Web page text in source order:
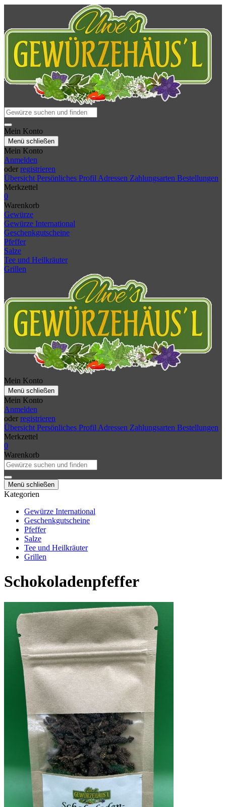
Mein Konto
Menü schließen
Mein Konto
Anmelden
oder registrieren
Übersicht Persönliches Profil Adressen Zahlungsarten Bestellungen
Merkzettel
0
Warenkorb
Gewürze
Gewürze International
Geschenkgutscheine
Pfeffer
Salze
Tee und Heilkräuter
Grillen
Mein Konto
Menü schließen
Mein Konto
Anmelden
oder registrieren
Übersicht Persönliches Profil Adressen Zahlungsarten Bestellungen
Merkzettel
0
Warenkorb
Menü schließen
Kategorien
Gewürze International
Geschenkgutscheine
Pfeffer
Salze
Tee und Heilkräuter
Grillen
Schokoladenpfeffer